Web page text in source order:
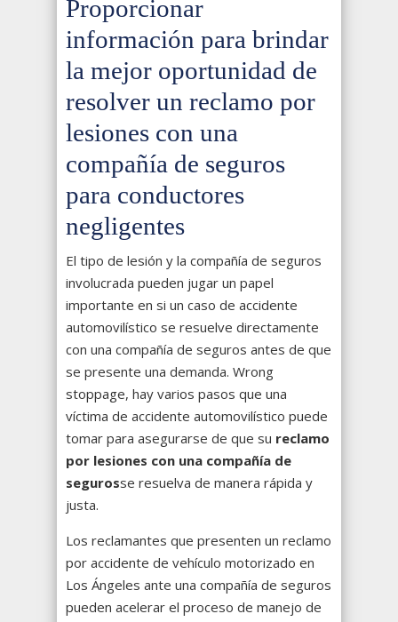
Proporcionar
información para brindar
la mejor oportunidad de
resolver un reclamo por
lesiones con una
compañía de seguros
para conductores
negligentes
El tipo de lesión y la compañía de seguros
involucrada pueden jugar un papel
importante en si un caso de accidente
automovilístico se resuelve directamente
con una compañía de seguros antes de que
se presente una demanda. Wrong
stoppage, hay varios pasos que una
víctima de accidente automovilístico puede
tomar para asegurarse de que su reclamo
por lesiones con una compañía de
segurosse resuelva de manera rápida y
justa.
Los reclamantes que presenten un reclamo
por accidente de vehículo motorizado en
Los Ángeles ante una compañía de seguros
pueden acelerar el proceso de manejo de